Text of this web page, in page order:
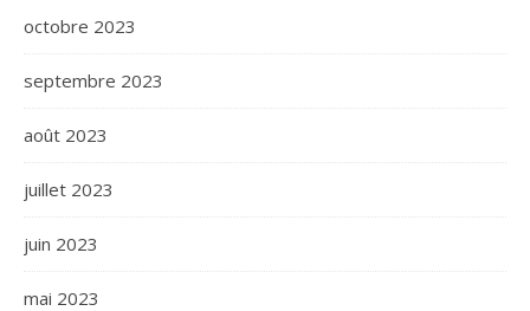
octobre 2023
septembre 2023
août 2023
juillet 2023
juin 2023
mai 2023